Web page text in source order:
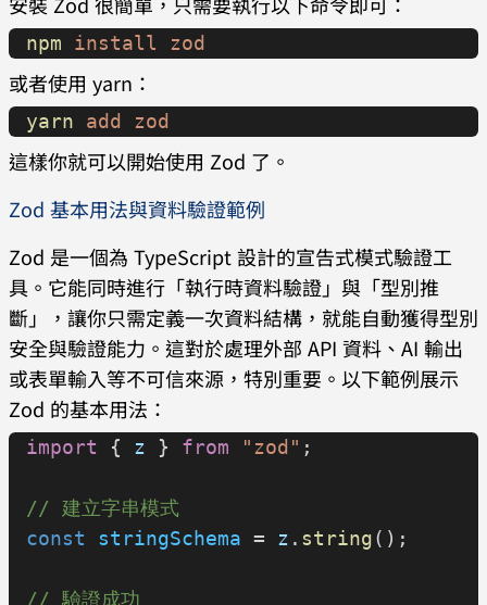
npm install zod
或者使用 yarn：
yarn add zod
這樣你就可以開始使用 Zod 了。
Zod 基本用法與資料驗證範例
Zod 是一個為 TypeScript 設計的宣告式模式驗證工
具。它能同時進行「執行時資料驗證」與「型別推
斷」，讓你只需定義一次資料結構，就能自動獲得型別
安全與驗證能力。這對於處理外部 API 資料、AI 輸出
或表單輸入等不可信來源，特別重要。以下範例展示
Zod 的基本用法：
import { z } from "zod" ;
// 建立字串模式
const stringSchema = z . string();
// 驗證成功